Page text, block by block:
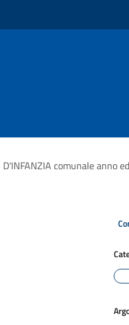
comunale anno